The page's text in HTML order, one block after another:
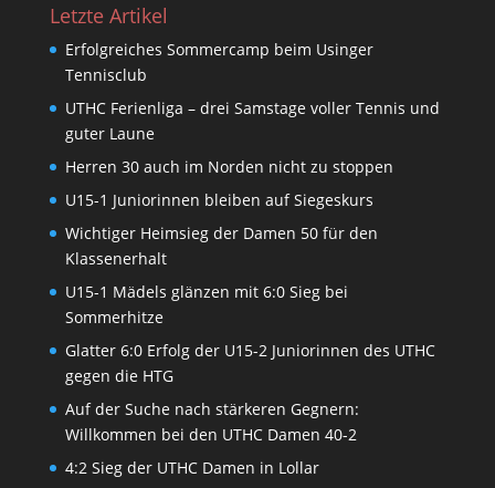
Letzte Artikel
Erfolgreiches Sommercamp beim Usinger
Tennisclub
UTHC Ferienliga – drei Samstage voller Tennis und
guter Laune
Herren 30 auch im Norden nicht zu stoppen
U15-1 Juniorinnen bleiben auf Siegeskurs
Wichtiger Heimsieg der Damen 50 für den
Klassenerhalt
U15-1 Mädels glänzen mit 6:0 Sieg bei
Sommerhitze
Glatter 6:0 Erfolg der U15-2 Juniorinnen des UTHC
gegen die HTG
Auf der Suche nach stärkeren Gegnern:
Willkommen bei den UTHC Damen 40-2
4:2 Sieg der UTHC Damen in Lollar